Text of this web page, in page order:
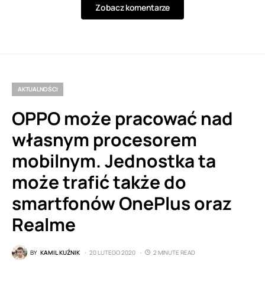
Zobacz komentarze
AKTUALNOŚCI
OPPO może pracować nad
własnym procesorem
mobilnym. Jednostka ta
może trafić także do
smartfonów OnePlus oraz
Realme
BY KAMIL KUŹNIK 20 LUTEGO 2020 2 MINUTE READ